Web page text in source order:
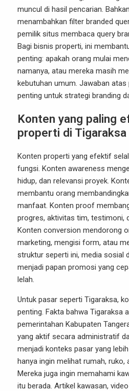
muncul di hasil pencarian.
menambahkan filter branded
pemilik situs membaca query
Bagi bisnis properti, ini
penting: apakah orang mulai
namanya, atau mereka masih
kebutuhan umum. Jawaban
penting untuk strategi branding
Konten yang paling
properti di Tigaraksa
Konten properti yang efektif
fungsi. Konten awareness
hidup, dan relevansi proyek.
membantu orang
manfaat. Konten proof
progres, aktivitas tim, testimoni,
Konten conversion mendorong
marketing, mengisi form, atau
struktur seperti ini, media sosial
menjadi papan promosi yang
lelah.
Untuk pasar seperti Tigaraksa,
penting. Fakta bahwa Tigaraksa
pemerintahan Kabupaten
yang aktif secara administratif
menjadi konteks pasar yang
hanya ingin melihat rumah, ruko,
Mereka juga ingin memahami
itu berada. Artikel kawasan,